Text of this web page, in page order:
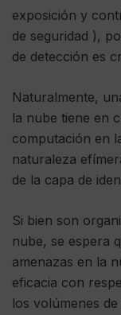
exposición y
de seguridad ),
de detección es
Naturalmente,
la nube tiene en
computación en
naturaleza
de la capa de
Si bien son
nube, se espera
amenazas en la
eficacia con
los volúmenes